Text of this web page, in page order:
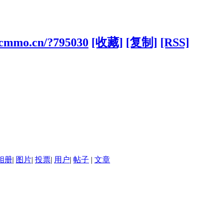
?795030 [收藏] [复制] [RSS]
册| 图片| 投票| 用户| 帖子 | 文章